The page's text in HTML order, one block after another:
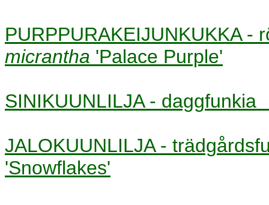
PURPPURAKEIJUNKUKKA
micrantha 'Palace Purple'
SINIKUUNLILJA -
JALOKUUNLILJA -
'Snowflakes'